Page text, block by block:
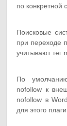
по конкретной
Поисковые
при переходе
учитывают тег
По
nofollow к
nofollow в
для этого